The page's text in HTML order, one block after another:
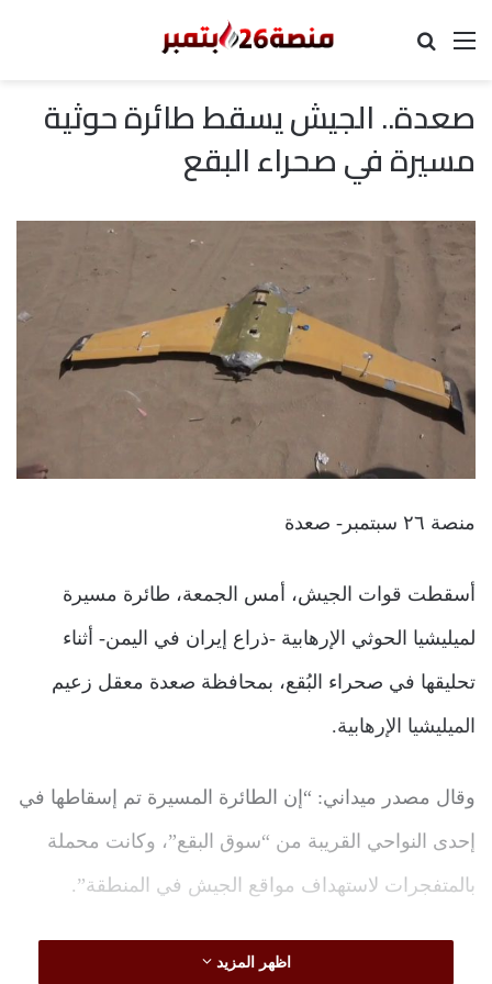
القائمة
صعدة.. الجيش يسقط طائرة حوثية
مسيرة في صحراء البقع
منصة ٢٦ سبتمبر- صعدة
أسقطت قوات الجيش، أمس الجمعة، طائرة مسيرة
لميليشيا الحوثي الإرهابية -ذراع إيران في اليمن- أثناء
تحليقها في صحراء البُقع، بمحافظة صعدة معقل زعيم
الميليشيا الإرهابية.
وقال مصدر ميداني: “إن الطائرة المسيرة تم إسقاطها في
إحدى النواحي القريبة من “سوق البقع”، وكانت محملة
بالمتفجرات لاستهداف مواقع الجيش في المنطقة”.
وأكد المصدر أن الجيش تمكن من رصد تحليق الطائرة
اظهر المزيد